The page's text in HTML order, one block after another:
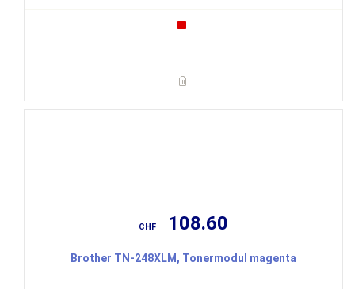
CHF 108.60
Brother TN-248XLM, Tonermodul magenta